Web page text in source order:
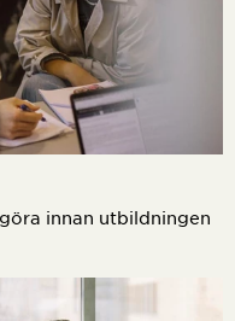
innan utbildningen